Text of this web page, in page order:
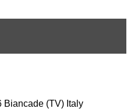
849201
MILANO
Biancade (TV) Italy